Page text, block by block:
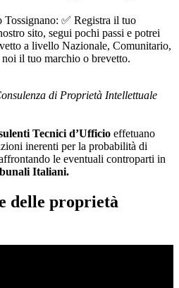
✅ Registra il tuo
sito, segui pochi passi e potrei
a livello Nazionale, Comunitario,
il tuo marchio o brevetto.
di Proprietà Intellettuale
Tecnici d’Ufficio effetuano
inerenti per la probabilità di
le eventuali controparti in
Italiani.
delle proprietà